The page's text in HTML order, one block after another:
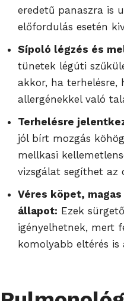
eredetű panaszra is
előfordulás esetén
Sípoló légzés és
tünetek légúti
akkor, ha terhelésre,
allergénekkel való
Terhelésre
jól bírt mozgás
mellkasi
vizsgálat segíthet az
Véres köpet,
állapot: Ezek
igényelhetnek, mert
komolyabb eltérés